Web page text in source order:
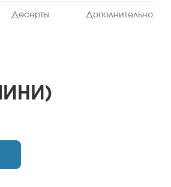
Десерты Дополнительно